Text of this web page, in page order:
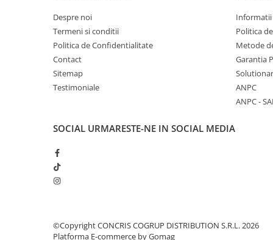
Despre noi
Termeni si conditii
Politica de Confidentialitate
Contact
Sitemap
Testimoniale
Politica
Metode
Garantia
ANPC
ANPC -
SOCIAL URMARESTE-NE IN SOCIAL MEDIA
©Copyright CONCRIS COGRUP DISTRIBUTION S.R.L. 2026
Platforma E-commerce by Gomag